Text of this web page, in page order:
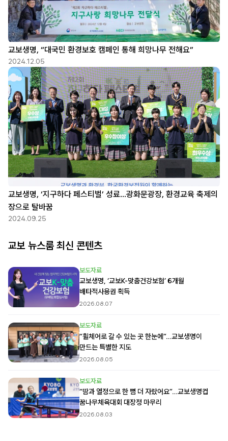
교보생명, “대국민 환경보호 캠페인 통해 희망나무 전해요”
2024.12.05
교보생명, ‘지구하다 페스티벌’ 성료…광화문광장, 환경교육 축제의
장으로 탈바꿈
2024.09.25
교보 뉴스룸 최신 콘텐츠
보도자료
교보생명, ‘교보K-맞춤건강보험’ 6개월
배타적사용권 획득
2026.08.07
보도자료
“휠체어로 갈 수 있는 곳 한눈에”…교보생명이
만드는 특별한 지도
2026.08.05
보도자료
“땀과 열정으로 한 뼘 더 자랐어요”…교보생명컵
꿈나무체육대회 대장정 마무리
2026.08.03